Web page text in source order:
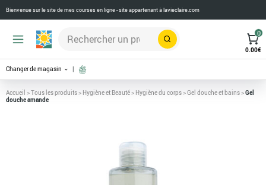
Bienvenue sur le site de mes courses en ligne - site appartenant àlavieclaire.com
Rechercher
0
0.00€
Changer de magasin
Accueil >Tous les produits> Hygiène et Beauté> Hygiène du corps>Gel douche et bains>Gel
douche amande